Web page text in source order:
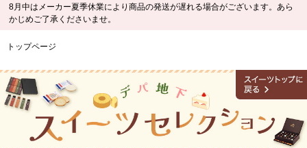
8月中はメーカー夏季休業により商品の発送が遅れる場合がございます。あら
かじめご了承くださいませ。
トップページ